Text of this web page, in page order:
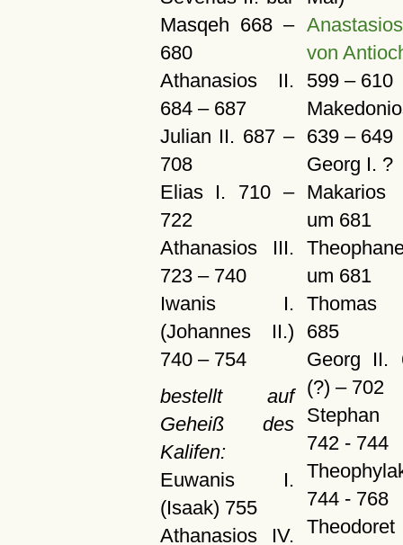
Masqeh 668 –
680
Athanasios II.
684 – 687
Julian II. 687 –
708
Elias I. 710 –
722
Athanasios III.
723 – 740
Iwanis I.
(Johannes II.)
740 – 754
bestellt auf
Geheiß des
Kalifen:
Euwanis I.
(Isaak) 755
Athanasios IV.
von
599 – 610
639 – 649
Georg I. ?
um 681
um 681
Thomas
685
Georg II.
(?) – 702
Stephan
742 - 744
744 - 768